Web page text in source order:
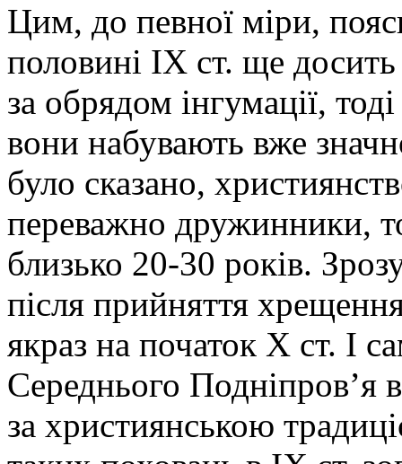
Цим, до певної міри,
половині ІХ ст. ще
за обрядом інгумації,
вони набувають вже
було сказано,
переважно дружинники,
близько 20-30 років.
після прийняття
якраз на початок Х ст. І
Середнього Подніпров’я
за християнською